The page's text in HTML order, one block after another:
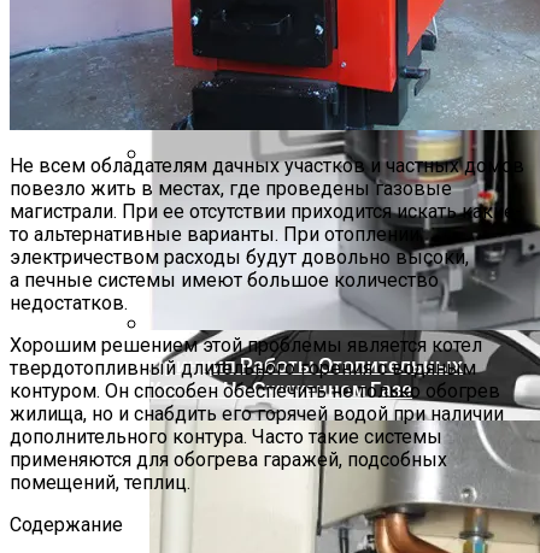
Заправочные Объемы И Марки ГСМ
Сузуки Джимни III(JB43)
Принцип Работы Отопительных
Котлов На Сжиженном Газе
Не всем обладателям дачных участков и частных домов
повезло жить в местах, где проведены газовые
магистрали. При ее отсутствии приходится искать какие-
то альтернативные варианты. При отоплении
электричеством расходы будут довольно высоки,
а печные системы имеют большое количество
недостатков.
Хорошим решением этой проблемы является котел
твердотопливный длительного горения с водяным
контуром. Он способен обеспечить не только обогрев
жилища, но и снабдить его горячей водой при наличии
дополнительного контура. Часто такие системы
применяются для обогрева гаражей, подсобных
помещений, теплиц.
Содержание